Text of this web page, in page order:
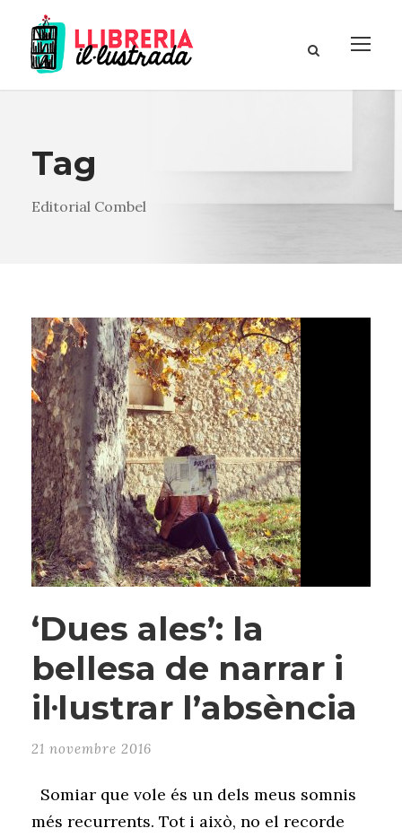
Tag
Editorial Combel
‘Dues ales’: la
bellesa de narrar i
il·lustrar l’absència
21 novembre 2016
Somiar que vole és un dels meus somnis
més recurrents. Tot i això, no el recorde